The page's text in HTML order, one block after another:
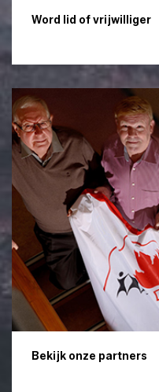
Word lid of vrijwilliger
Bekijk onze partners